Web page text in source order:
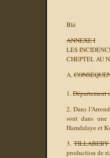
Blé
ANNEXE I
LES
CHEPTEL AU
A.
1.
2. Dans
sont dans
Hamdalaye et
3.
production de